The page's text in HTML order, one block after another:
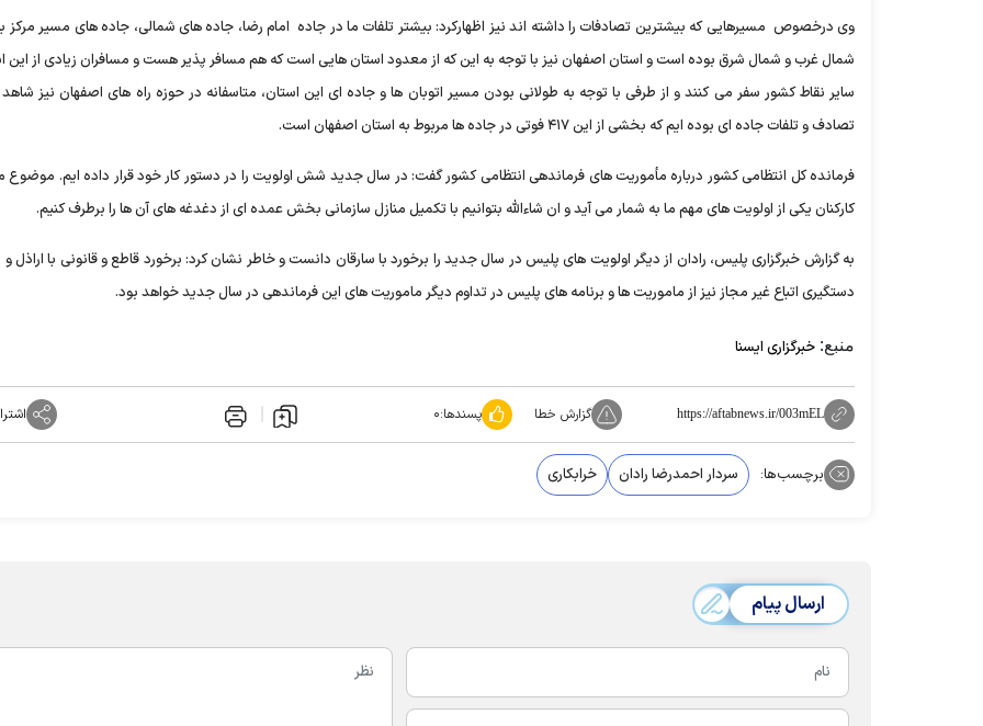
وی درخصوص مسیرهایی که بیشترین تصادفات را داشته اند نیز اظهارکرد: بیشتر تلفات ما در جاده امام رضا، جاده های شمالی، جاده های مسیر
شمال غرب و شمال شرق بوده است و استان اصفهان نیز با توجه به این که از معدود استان هایی است که هم مسافر پذیر هست و مسافران زیادی از این
سایر نقاط کشور سفر می کنند و از طرفی با توجه به طولانی بودن مسیر اتوبان ها و جاده ای این استان، متاسفانه در حوزه راه های اصفهان نیز
تصادف و تلفات جاده ای بوده ایم که بخشی از این ۴۱۷ فوتی در جاده ها مربوط به استان اصفهان است.
فرمانده کل انتظامی کشور درباره مأموریت های فرماندهی انتظامی کشور گفت: در سال جدید شش اولویت را در دستور کار خود قرار داده ایم.
کارکنان یکی از اولویت های مهم ما به شمار می آید و ان شاءالله بتوانیم با تکمیل منازل سازمانی بخش عمده ای از دغدغه های آن ها را برطرف کنیم.
به گزارش خبرگزاری پلیس، رادان از دیگر اولویت های پلیس در سال جدید را برخورد با سارقان دانست و خاطر نشان کرد: برخورد قاطع و قانونی با اراذل
دستگیری اتباع غیر مجاز نیز از ماموریت ها و برنامه های پلیس در تداوم دیگر ماموریت های این فرماندهی در سال جدید خواهد بود.
منبع: خبرگزاری ایسنا
https://aftabnews.ir/003mEL گزارش خطا پسندها:۰
برچسب‌ها: سردار احمدرضا رادان خرابکاری
ارسال پیام